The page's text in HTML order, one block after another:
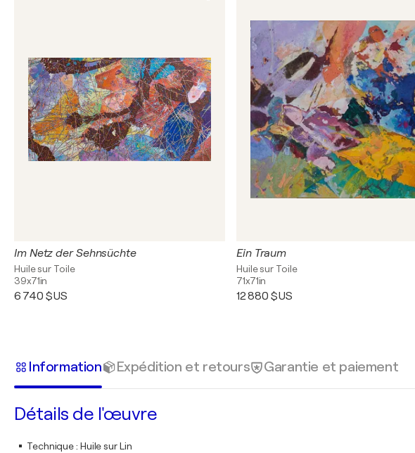
Im Netz der Sehnsüchte
Huile sur Toile
39x71in
6 740 $US
Ein Traum
Huile sur Toile
71x71in
12 880 $US
Information Expédition et retours Garantie et paiement
Détails de l'œuvre
Technique: Huile sur Lin